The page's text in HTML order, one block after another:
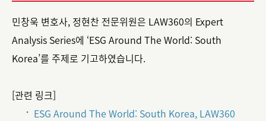
민창욱 변호사, 정현찬 전문위원은 LAW360의 Expert
Analysis Series에 ‘ESG Around The World: South
Korea’를 주제로 기고하였습니다.
[관련 링크]
ESG Around The World: South Korea, LAW360